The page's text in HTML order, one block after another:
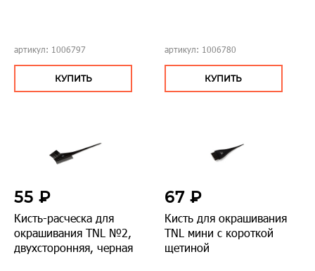
артикул: 1006797
КУПИТЬ
артикул: 1006780
КУПИТЬ
55 ₽
Кисть-расческа для
окрашивания TNL №2,
двухсторонняя, черная
67 ₽
Кисть для окрашивания
TNL мини с короткой
щетиной